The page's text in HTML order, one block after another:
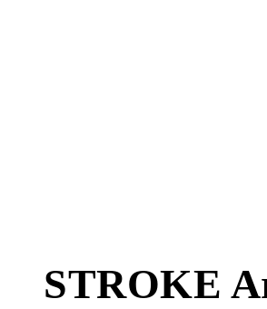
STROKE